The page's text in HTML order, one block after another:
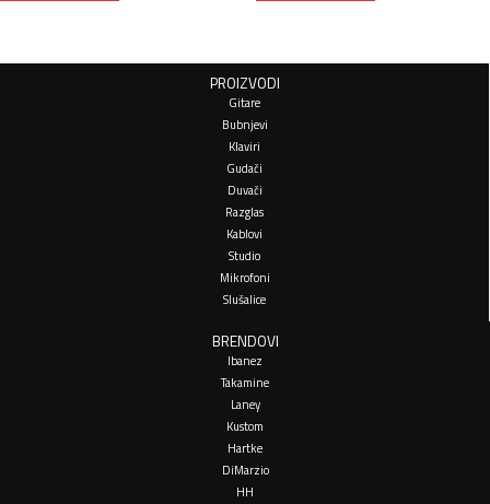
PROIZVODI
Gitare
Bubnjevi
Klaviri
Gudači
Duvači
Razglas
Kablovi
Studio
Mikrofoni
Slušalice
BRENDOVI
Ibanez
Takamine
Laney
Kustom
Hartke
DiMarzio
HH